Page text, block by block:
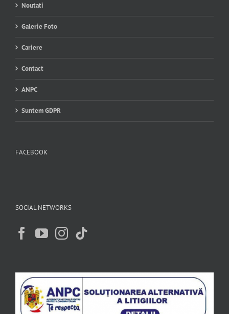
Noutati
Galerie Foto
Cariere
Contact
ANPC
Suntem GDPR
FACEBOOK
SOCIAL NETWORKS